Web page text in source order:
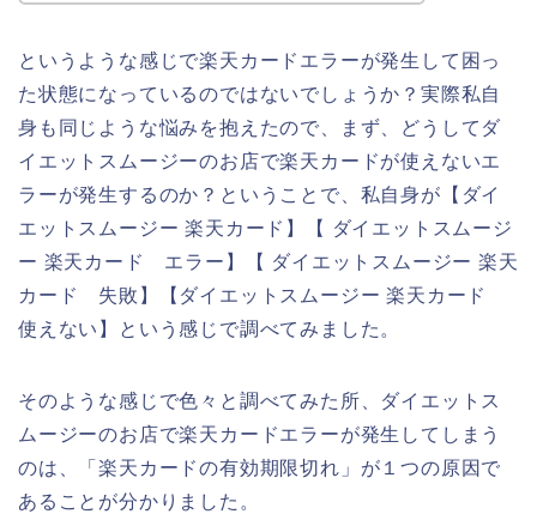
というような感じで楽天カードエラーが発生して困っ
た状態になっているのではないでしょうか？実際私自
身も同じような悩みを抱えたので、まず、どうしてダ
イエットスムージーのお店で楽天カードが使えないエ
ラーが発生するのか？ということで、私自身が【ダイ
エットスムージー 楽天カード】【 ダイエットスムージ
ー 楽天カード エラー】【 ダイエットスムージー 楽天
カード 失敗】【ダイエットスムージー 楽天カード
使えない】という感じで調べてみました。
そのような感じで色々と調べてみた所、ダイエットス
ムージーのお店で楽天カードエラーが発生してしまう
のは、「楽天カードの有効期限切れ」が１つの原因で
あることが分かりました。